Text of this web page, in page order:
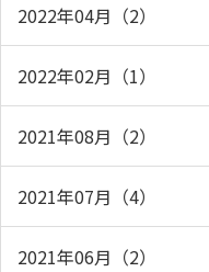
2022年04月（2）
2022年02月（1）
2021年08月（2）
2021年07月（4）
2021年06月（2）